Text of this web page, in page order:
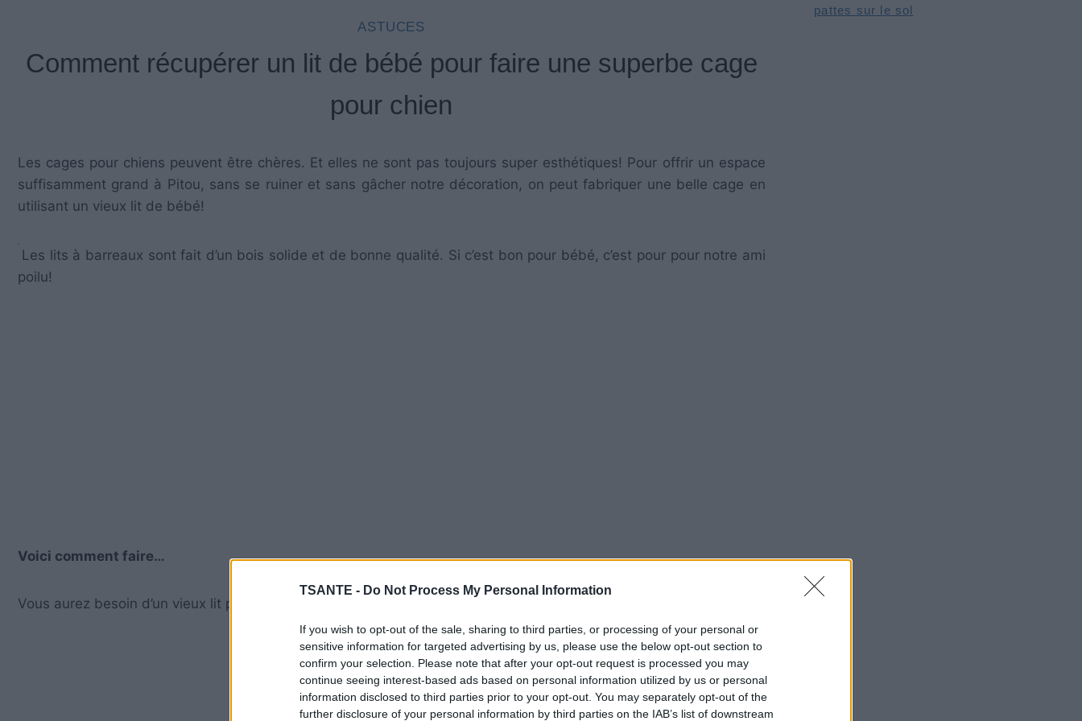
TSANTE - Do Not Process My Personal Information
If you wish to opt-out of the sale, sharing to third parties, or processing of your personal or
sensitive information for targeted advertising by us, please use the below opt-out section to
confirm your selection. Please note that after your opt-out request is processed you may
continue seeing interest-based ads based on personal information utilized by us or personal
information disclosed to third parties prior to your opt-out. You may separately opt-out of the
further disclosure of your personal information by third parties on the IAB’s list of downstream
ASTUCES
Comment récupérer un lit de bébé pour faire une superbe cage
pour chien
Les cages pour chiens peuvent être chères. Et elles ne sont pas toujours super esthétiques! Pour offrir un espace
suffisamment grand à Pitou, sans se ruiner et sans gâcher notre décoration, on peut fabriquer une belle cage en
utilisant un vieux lit de bébé!
Les lits à barreaux sont fait d’un bois solide et de bonne qualité. Si c’est bon pour bébé, c’est pour pour notre ami
poilu!
Voici comment faire…
Vous aurez besoin d’un vieux lit pour bébé et des outils habituels.
pattes sur le sol